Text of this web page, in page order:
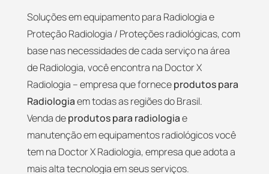
Soluções em equipamento para Radiologia e
Proteção Radiologia / Proteções radiológicas, com
base nas necessidades de cada serviço na área
de Radiologia, você encontra na Doctor X
Radiologia – empresa que forneceprodutos para
Radiologiaem todas as regiões do Brasil.
Venda deprodutos para radiologiae
manutenção em equipamentos radiológicos você
tem na Doctor X Radiologia, empresa que adota a
mais alta tecnologia em seus serviços.